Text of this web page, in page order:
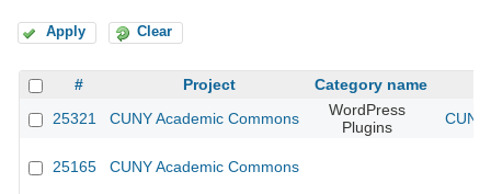
Apply Clear
# Project
Category name
25321
CUNY Academic Commons
WordPress
Plugins
25165 CUNY Academic Commons